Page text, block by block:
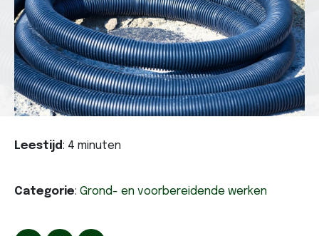
Leestijd: 4 minuten
Categorie: Grond- en voorbereidende werken